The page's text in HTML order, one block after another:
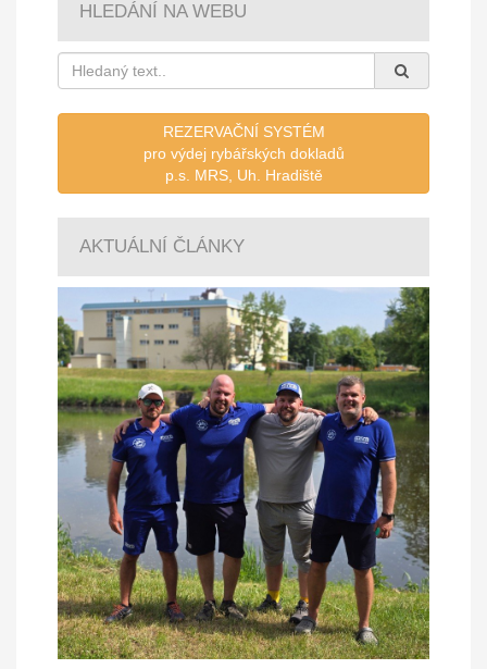
HLEDÁNÍ NA WEBU
REZERVAČNÍ SYSTÉM
pro výdej rybářských dokladů
p.s. MRS, Uh. Hradiště
AKTUÁLNÍ ČLÁNKY